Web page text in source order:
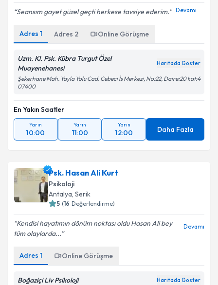
Seansım gayet güzel geçti herkese tavsiye ederim. Devamı
Adres 1 Adres 2 Online Görüşme
Uzm. Kl. Psk. Kübra Turgut Özel
Muayenehanesi
Haritada Göster
Şekerhane Mah. Yayla Yolu Cad. Cebeci İs Merkezi, No:22, Daire:20 kat:4
07400
En Yakın Saatler
Yarın
10:00
Yarın
11:00
Yarın
12:00 Daha Fazla
Psk. Hasan Ali Kurt
Psikoloji
Antalya, Serik
5 (16 Değerlendirme)
Kendisi hayatımın dönüm noktası oldu Hasan Ali bey
tüm olaylarda...
Devamı
Adres 1 Online Görüşme
Boğaziçi Liv Psikoloji Haritada Göster